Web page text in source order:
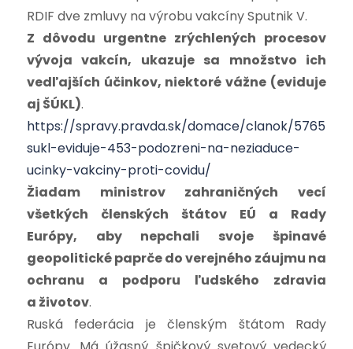
RDIF dve zmluvy na výrobu vakcíny Sputnik V.
Z dôvodu urgentne zrýchlených procesov
vývoja vakcín, ukazuje sa množstvo ich
vedľajších účinkov, niektoré vážne (eviduje
aj ŠÚKL).
https://spravy.pravda.sk/domace/clanok/576556-
sukl-eviduje-453-podozreni-na-neziaduce-
ucinky-vakciny-proti-covidu/
Žiadam ministrov zahraničných vecí
všetkých členských štátov EÚ a Rady
Európy, aby nepchali svoje špinavé
geopolitické paprče do verejného záujmu na
ochranu a podporu ľudského zdravia
a životov.
Ruská federácia je členským štátom Rady